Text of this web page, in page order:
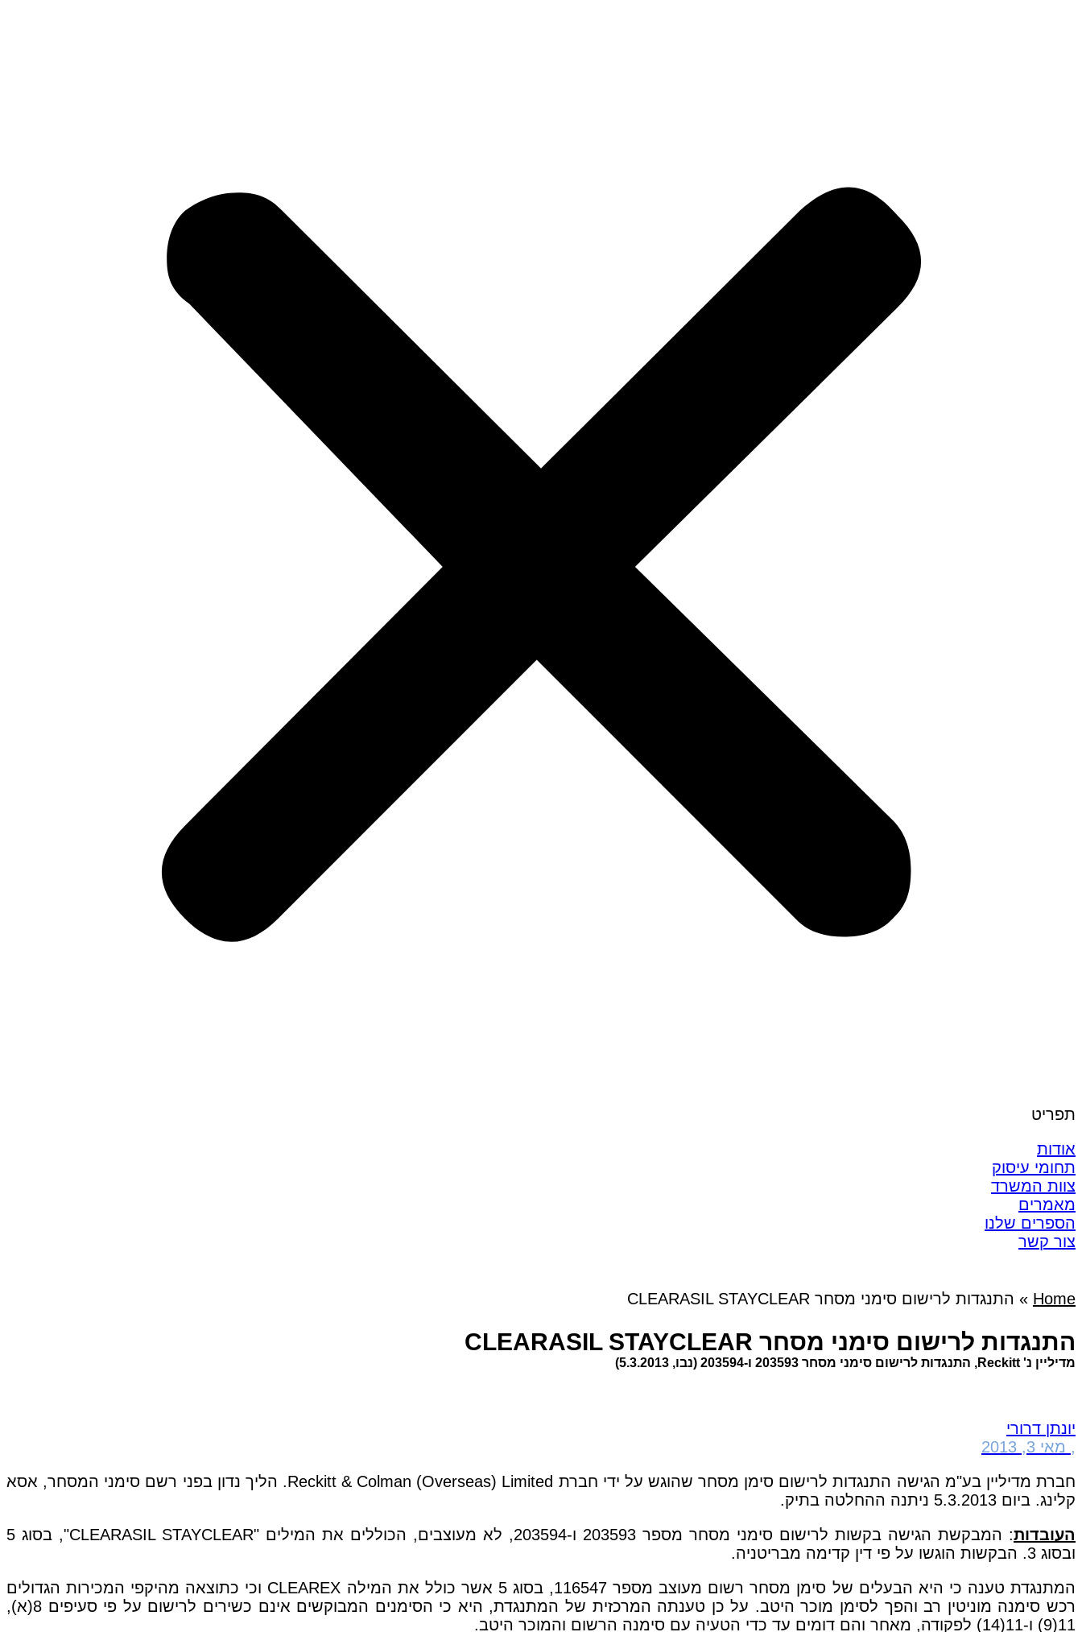
תפריט
אודות
תחומי עיסוק
צוות המשרד
מאמרים
הספרים שלנו
צור קשר
Home
» התנגדות לרישום סימני מסחר CLEARASIL STAYCLEAR
התנגדות לרישום סימני מסחר CLEARASIL STAYCLEAR
מדיליין נ' Reckitt, התנגדות לרישום סימני מסחר 203593 ו-203594 (נבו, 5.3.2013)
יונתן דרורי
, מאי 3, 2013
חברת מדיליין בע"מ הגישה התנגדות לרישום סימן מסחר שהוגש על ידי חברת Reckitt & Colman (Overseas) Limited. הליך נדון בפני רשם סימני המסחר, אסא
קלינג. ביום 5.3.2013 ניתנה ההחלטה בתיק.
העובדות
: המבקשת הגישה בקשות לרישום סימני מסחר מספר 203593 ו-203594, לא מעוצבים, הכוללים את המילים "CLEARASIL STAYCLEAR", בסוג 5
ובסוג 3. הבקשות הוגשו על פי דין קדימה מבריטניה.
המתנגדת טענה כי היא הבעלים של סימן מסחר רשום מעוצב מספר 116547, בסוג 5 אשר כולל את המילה CLEAREX וכי כתוצאה מהיקפי המכירות הגדולים
רכש סימנה מוניטין רב והפך לסימן מוכר היטב. על כן טענתה המרכזית של המתנגדת, היא כי הסימנים המבוקשים אינם כשירים לרישום על פי סעיפים 8(א),
11(9) ו-11(14) לפקודה, מאחר והם דומים עד כדי הטעיה עם סימנה הרשום והמוכר היטב.